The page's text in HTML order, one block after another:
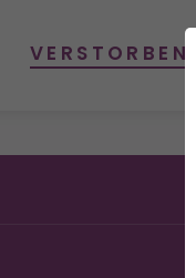
VERSTORBENE